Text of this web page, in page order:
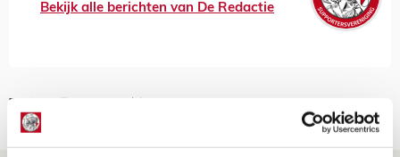
Bekijk alle berichten van De Redactie
NET BINNEN //